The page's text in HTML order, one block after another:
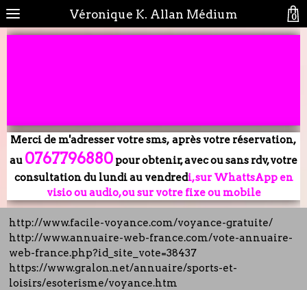
Véronique K. Allan Médium
Merci de m'adresser votre sms, après votre réservation,
au 0767796880 pour obtenir, avec ou sans rdv, votre
consultation du lundi au vendredi, sur WhattsApp en
visio ou audio, ou sur votre fixe ou mobile
http://www.facile-voyance.com/voyance-gratuite/
http://www.annuaire-web-france.com/vote-annuaire-
web-france.php?id_site_vote=38437
https://www.gralon.net/annuaire/sports-et-
loisirs/esoterisme/voyance.htm
0